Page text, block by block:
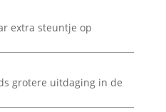
extra steuntje op
grotere uitdaging in de